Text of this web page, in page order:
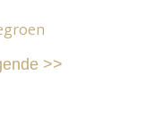
>>